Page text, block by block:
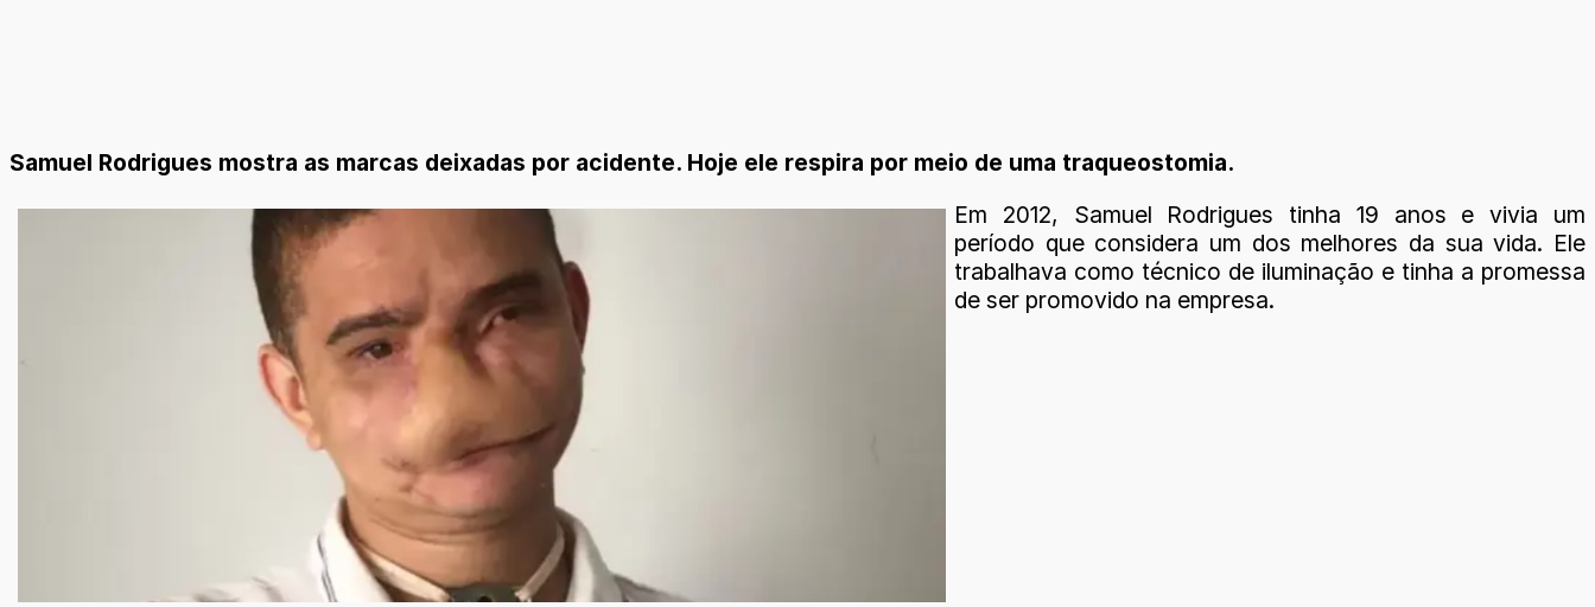
Samuel Rodrigues mostra as marcas deixadas por acidente. Hoje ele respira por meio de uma traqueostomia.
Em 2012, Samuel Rodrigues tinha 19 anos e vivia um
período que considera um dos melhores da sua vida. Ele
trabalhava como técnico de iluminação e tinha a promessa
de ser promovido na empresa.